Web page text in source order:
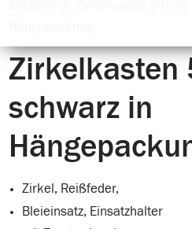
Zirkelkasten
schwarz in
Zirkel, Reißfeder,
Bleieinsatz, Einsatzhalter